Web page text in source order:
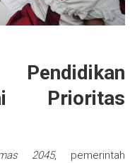
Prioritas
2045, pemerintah